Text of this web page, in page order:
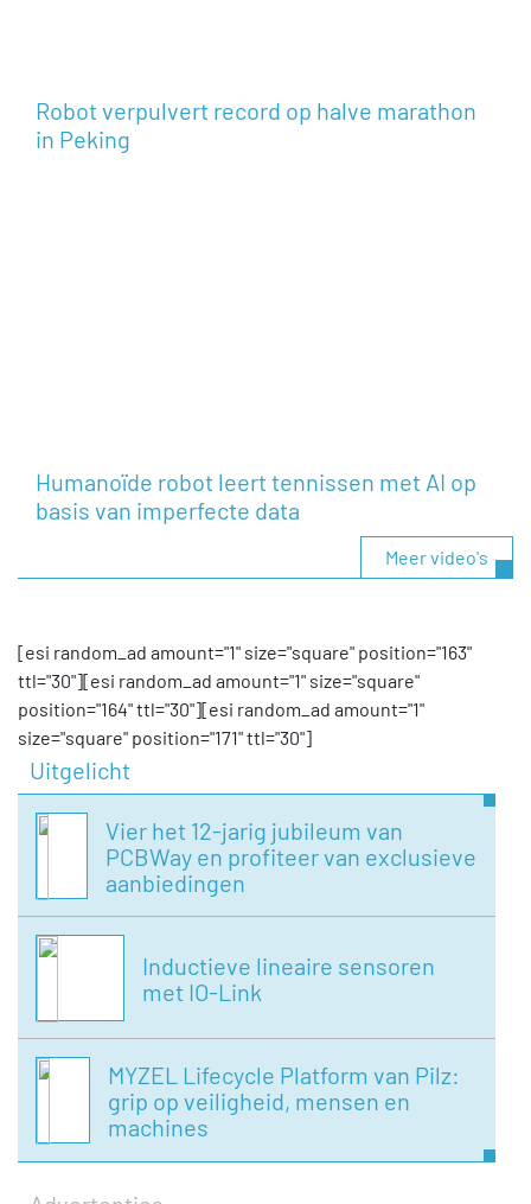
Robot verpulvert record op halve marathon
in Peking
Humanoïde robot leert tennissen met AI op
basis van imperfecte data
Meer video's
[esi random_ad amount="1" size="square" position="163"
ttl="30"][esi random_ad amount="1" size="square"
position="164" ttl="30"][esi random_ad amount="1"
size="square" position="171" ttl="30"]
Uitgelicht
Vier het 12-jarig jubileum van
PCBWay en profiteer van exclusieve
aanbiedingen
Inductieve lineaire sensoren
met IO-Link
MYZEL Lifecycle Platform van Pilz:
grip op veiligheid, mensen en
machines